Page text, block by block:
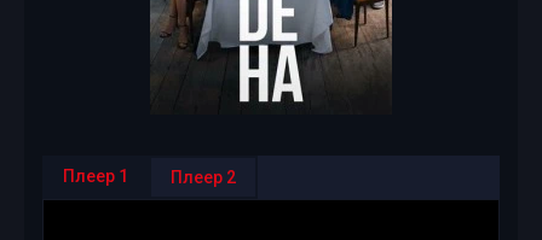
Плеер 1 Плеер 2